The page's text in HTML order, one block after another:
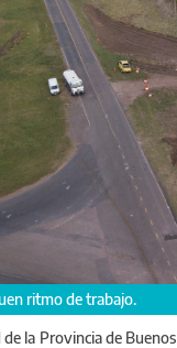
ritmo de trabajo.
la Provincia de